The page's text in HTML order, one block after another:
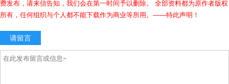
费发布，请来信告知，我们会在第一时间予以删除。 全部资料都为原作者版权
所有，任何组织与个人都不能下载作为商业等所用。——特此声明！
请留言